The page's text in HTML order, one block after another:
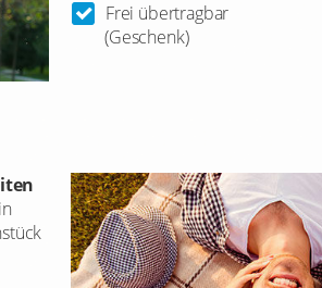
Frei übertragbar
(Geschenk)